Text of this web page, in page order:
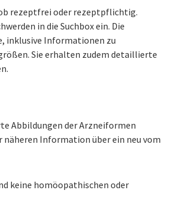
rezeptfrei oder rezeptpflichtig.
in die Suchbox ein. Die
inklusive Informationen zu
Sie erhalten zudem detaillierte
Abbildungen der Arzneiformen
näheren Information über ein neu vom
keine homöopathischen oder